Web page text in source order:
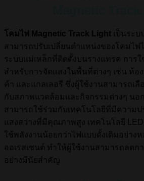
โคมไฟ Magnetic Track Light เป็นระ
สามารถปรับเปลี่ยนตำแหน่งของโคมไฟ
ระบบแม่เหล็กที่ติดตั้งบนรางแทรค การใ
สำหรับการจัดแสงในพื้นที่ต่างๆ เช่น ห้อ
ค้า และแกลเลอรี ซึ่งผู้ใช้งานสามารถเลื
กับสภาพแวดล้อมและกิจกรรมต่างๆ นอ
สามารถใช้ร่วมกับเทคโนโลยีที่มีความป
แสงสว่างที่มีคุณภาพสูง เทคโนโลยี
ใช้พลังงานน้อยกว่าไฟแบบดั้งเดิมอย่าง
ออเรสเซนต์ ทำให้ผู้ใช้งานสามารถลดก
อย่างมีนัยสำคัญ